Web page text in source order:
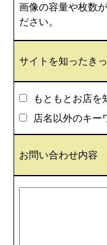
画像の容量や枚数
ださい。
サイトを知ったき
もともとお店を
店名以外のキー
お問い合わせ内容